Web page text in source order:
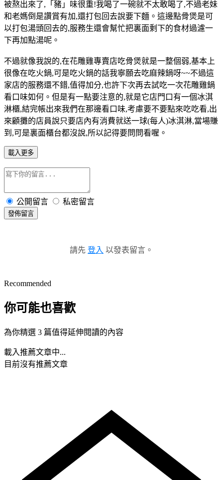
被熬出來了,「豬」味很重!我喝了一碗就不太敢喝了,不過老妹
和老媽倒是讚賞有加,還打包回去說要下麵。這邊點骨煲是可
以打包湯頭回去的,服務生還會幫忙把裏面剩下的食材過濾一
下再加點湯呢。
不過就像我說的,在花雕雞專賣店吃骨煲就是一整個弱,基本上
很像在吃火鍋,可是吃火鍋的話我寧願去吃麻辣鍋呀~~不過這
家店的服務還不錯,值得加分,也許下次再去試吃一次花雕雞鍋
看口味如何。但是有一點要注意的,就是它店門口有一個冰淇
淋櫃,結完帳出來我們在那邊看口味,考慮要不要點來吃吃看,出
來顧攤的店員說只要店內有消費就送一球(每人)冰淇淋,當場賺
到,可是裏面櫃台都沒說,所以記得要問問看喔。
載入更多
公開留言 私密留言
發佈留言
請先 登入 以發表留言。
Recommended
你可能也喜歡
為你精選 3 篇值得延伸閱讀的內容
載入推薦文章中...
目前沒有推薦文章